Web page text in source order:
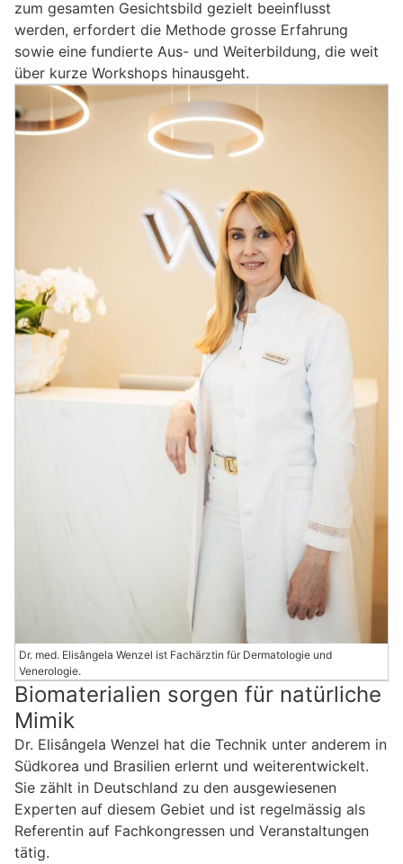
zum gesamten Gesichtsbild gezielt beeinflusst
werden, erfordert die Methode grosse Erfahrung
sowie eine fundierte Aus- und Weiterbildung, die weit
über kurze Workshops hinausgeht.
Dr. med. Elisângela Wenzel ist Fachärztin für Dermatologie und
Venerologie.
Biomaterialien sorgen für natürliche
Mimik
Dr. Elisângela Wenzel hat die Technik unter anderem in
Südkorea und Brasilien erlernt und weiterentwickelt.
Sie zählt in Deutschland zu den ausgewiesenen
Experten auf diesem Gebiet und ist regelmässig als
Referentin auf Fachkongressen und Veranstaltungen
tätig.